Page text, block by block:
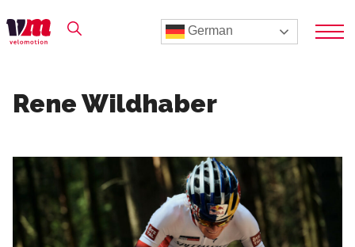
German
Rene Wildhaber